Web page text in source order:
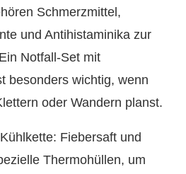
Schmerzmittel,
und Antihistaminika zur
Notfall-Set mit
besonders wichtig, wenn
oder Wandern planst.
Fiebersaft und
Thermohüllen, um